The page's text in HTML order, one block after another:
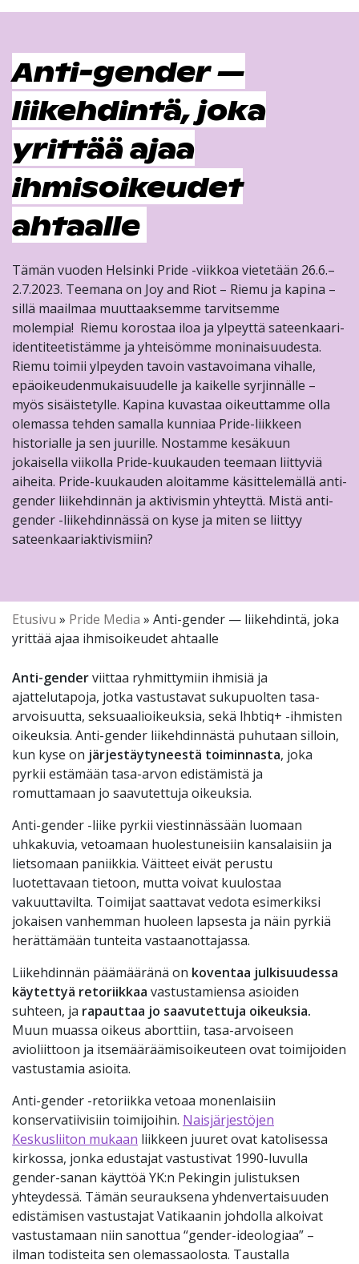
Anti-gender —
liikehdintä, joka
yrittää ajaa
ihmisoikeudet
ahtaalle
Tämän vuoden Helsinki Pride -viikkoa vietetään 26.6.–
2.7.2023. Teemana on Joy and Riot – Riemu ja kapina –
sillä maailmaa muuttaaksemme tarvitsemme
molempia! Riemu korostaa iloa ja ylpeyttä sateenkaari-
identiteetistämme ja yhteisömme moninaisuudesta.
Riemu toimii ylpeyden tavoin vastavoimana vihalle,
epäoikeudenmukaisuudelle ja kaikelle syrjinnälle –
myös sisäistetylle. Kapina kuvastaa oikeuttamme olla
olemassa tehden samalla kunniaa Pride-liikkeen
historialle ja sen juurille. Nostamme kesäkuun
jokaisella viikolla Pride-kuukauden teemaan liittyviä
aiheita. Pride-kuukauden aloitamme käsittelemällä anti-
gender liikehdinnän ja aktivismin yhteyttä. Mistä anti-
gender -liikehdinnässä on kyse ja miten se liittyy
sateenkaariaktivismiin?
Etusivu » Pride Media » Anti-gender — liikehdintä, joka
yrittää ajaa ihmisoikeudet ahtaalle
Anti-genderviittaa ryhmittymiin ihmisiä ja
ajattelutapoja, jotka vastustavat sukupuolten tasa-
arvoisuutta, seksuaalioikeuksia, sekä lhbtiq+ -ihmisten
oikeuksia. Anti-gender liikehdinnästä puhutaan silloin,
kun kyse on järjestäytyneestä toiminnasta, joka
pyrkii estämään tasa-arvon edistämistä ja
romuttamaan jo saavutettuja oikeuksia.
Anti-gender -liike pyrkii viestinnässään luomaan
uhkakuvia, vetoamaan huolestuneisiin kansalaisiin ja
lietsomaan paniikkia. Väitteet eivät perustu
luotettavaan tietoon, mutta voivat kuulostaa
vakuuttavilta. Toimijat saattavat vedota esimerkiksi
jokaisen vanhemman huoleen lapsesta ja näin pyrkiä
herättämään tunteita vastaanottajassa.
Liikehdinnän päämääränä on koventaa julkisuudessa
käytettyä retoriikkaa vastustamiensa asioiden
suhteen, ja rapauttaa jo saavutettuja oikeuksia.
Muun muassa oikeus aborttiin, tasa-arvoiseen
avioliittoon ja itsemääräämisoikeuteen ovat toimijoiden
vastustamia asioita.
Anti-gender -retoriikka vetoaa monenlaisiin
konservatiivisiin toimijoihin. Naisjärjestöjen
Keskusliiton mukaan liikkeen juuret ovat katolisessa
kirkossa, jonka edustajat vastustivat 1990-luvulla
gender-sanan käyttöä YK:n Pekingin julistuksen
yhteydessä. Tämän seurauksena yhdenvertaisuuden
edistämisen vastustajat Vatikaanin johdolla alkoivat
vastustamaan niin sanottua “gender-ideologiaa” –
ilman todisteita sen olemassaolosta. Taustalla